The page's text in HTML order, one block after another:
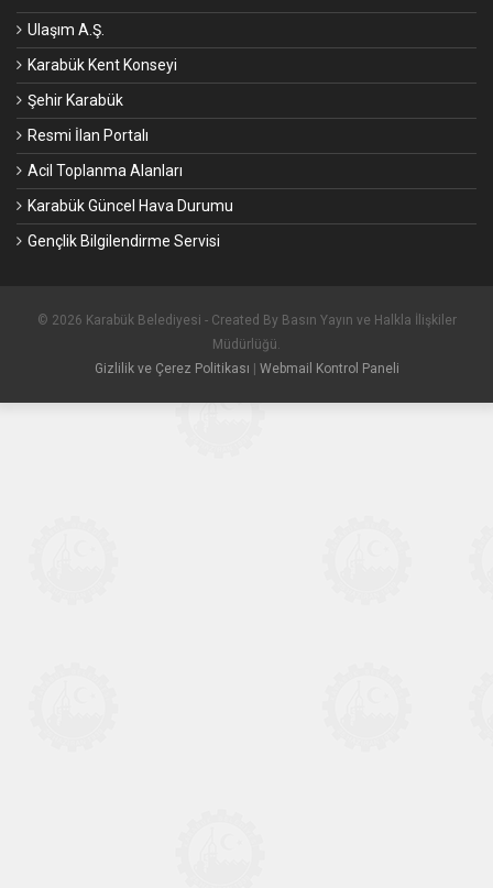
Ulaşım A.Ş.
Karabük Kent Konseyi
Şehir Karabük
Resmi İlan Portalı
Acil Toplanma Alanları
Karabük Güncel Hava Durumu
Gençlik Bilgilendirme Servisi
© 2026 Karabük Belediyesi - Created By Basın Yayın ve Halkla İlişkiler
Müdürlüğü.
Gizlilik ve Çerez Politikası
Webmail Kontrol Paneli